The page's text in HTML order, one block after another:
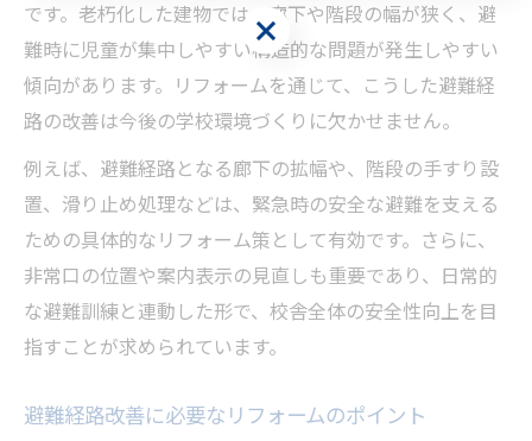
です。老朽化した建物では、廊下や階段の幅が狭く、避
難時に児童が集中しやすい構造的な問題が発生しやすい
傾向があります。リフォームを通じて、こうした避難経
路の改善は今後の学校環境づくりに欠かせません。
例えば、避難経路となる廊下の拡幅や、階段の手すり設
置、滑り止め処理などは、緊急時の安全な避難を支える
ための具体的なリフォーム策として有効です。さらに、
非常口の位置や案内表示の見直しも重要であり、日常的
な避難訓練と連動した形で、校舎全体の安全性向上を目
指すことが求められています。
避難経路改善に必要なリフォームのポイント
お気軽にご相談ください